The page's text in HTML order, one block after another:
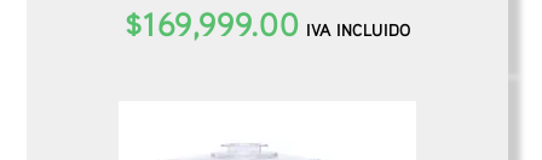
$169,999.00 IVA INCLUIDO